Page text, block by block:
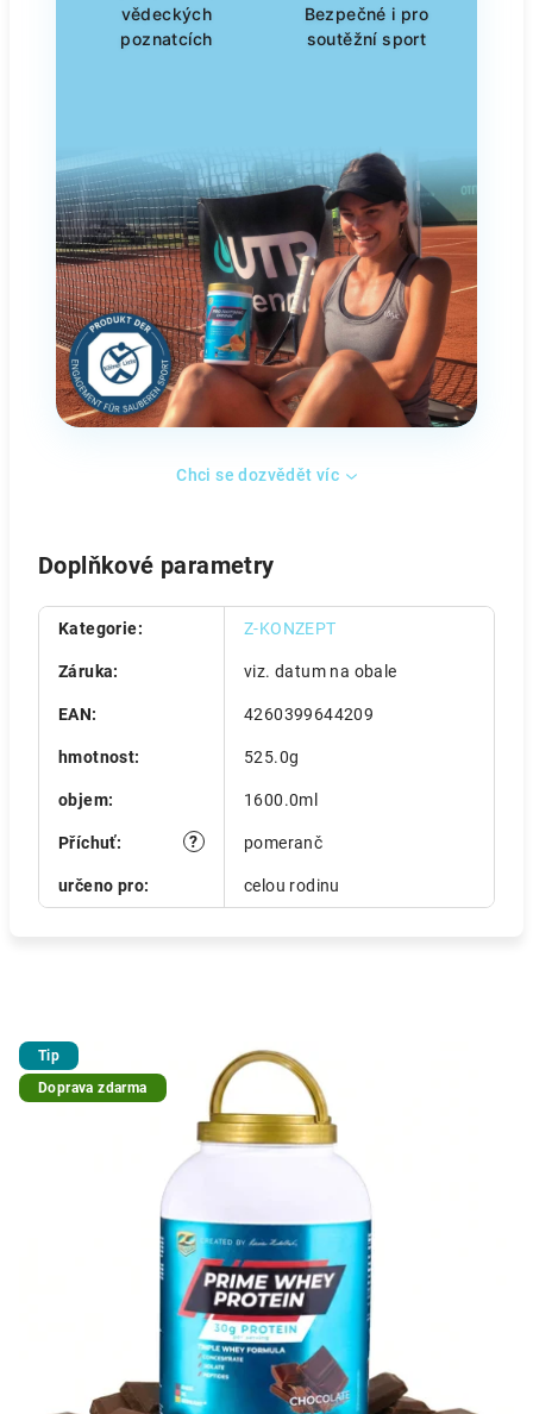
vědeckých
poznatcích
Bezpečné i pro
soutěžní sport
Chci se dozvědět víc
Doplňkové parametry
Kategorie: Z-KONZEPT
Záruka: viz. datum na obale
EAN: 4260399644209
hmotnost: 525.0g
objem: 1600.0ml
?
Příchuť: pomeranč
určeno pro: celou rodinu
Tip
Doprava zdarma